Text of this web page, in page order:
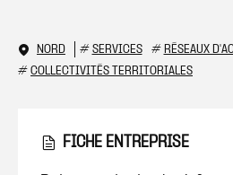
NORD # SERVICES # RÉSEAUX
# COLLECTIVITÉS TERRITORIALES
FICHE ENTREPRISE